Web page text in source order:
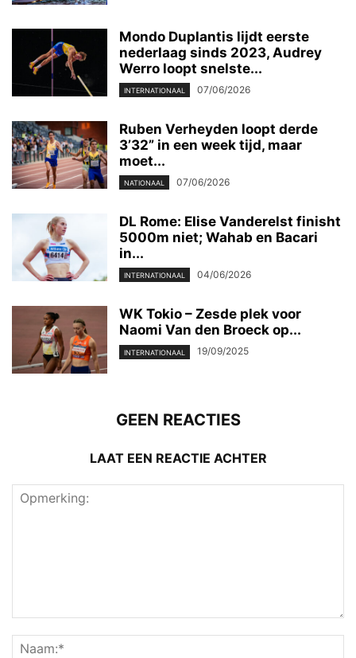
Mondo Duplantis lijdt eerste
nederlaag sinds 2023, Audrey
Werro loopt snelste...
INTERNATIONAAL 07/06/2026
Ruben Verheyden loopt derde
3’32” in een week tijd, maar
moet...
NATIONAAL 07/06/2026
DL Rome: Elise Vanderelst finisht
5000m niet; Wahab en Bacari
in...
INTERNATIONAAL 04/06/2026
WK Tokio – Zesde plek voor
Naomi Van den Broeck op...
INTERNATIONAAL 19/09/2025
GEEN REACTIES
LAAT EEN REACTIE ACHTER